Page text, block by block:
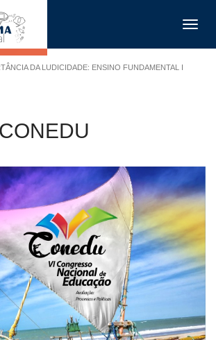
DA LUDICIDADE: ENSINO FUNDAMENTAL I